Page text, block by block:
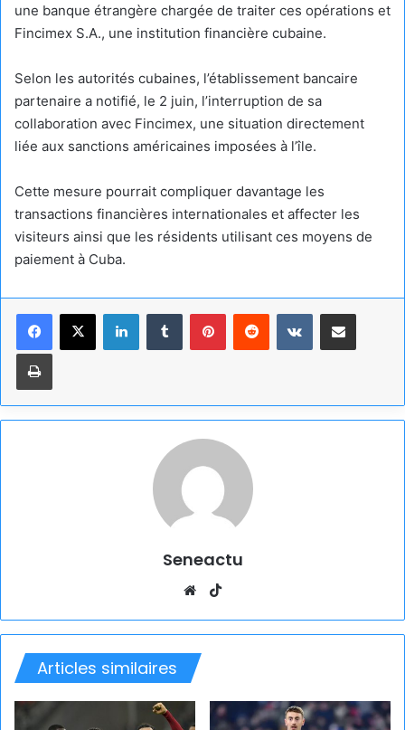
une banque étrangère chargée de traiter ces opérations et
Fincimex S.A., une institution financière cubaine.
Selon les autorités cubaines, l’établissement bancaire
partenaire a notifié, le 2 juin, l’interruption de sa
collaboration avec Fincimex, une situation directement
liée aux sanctions américaines imposées à l’île.
Cette mesure pourrait compliquer davantage les
transactions financières internationales et affecter les
visiteurs ainsi que les résidents utilisant ces moyens de
paiement à Cuba.
LinkedinTumblr PinterestReddit VKontaktePartager par email
Imprimer
Seneactu
Website
Articles similaires